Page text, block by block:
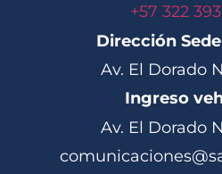
+57 322
Dirección
Av. El Dorado
Ingreso
Av. El Dorado